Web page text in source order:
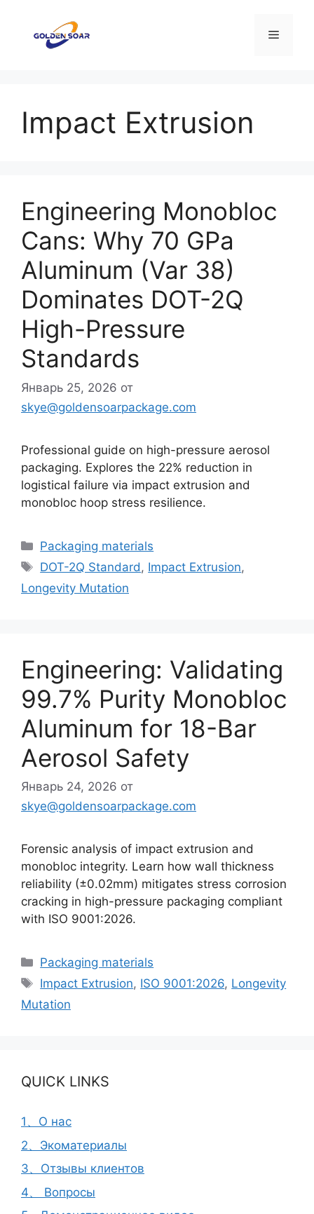
содержимому
Меню
Impact Extrusion
Engineering Monobloc
Cans: Why 70 GPa
Aluminum (Var 38)
Dominates DOT-2Q
High-Pressure
Standards
Январь 25, 2026 от
skye@goldensoarpackage.com
Professional guide on high-pressure aerosol
packaging. Explores the 22% reduction in
logistical failure via impact extrusion and
monobloc hoop stress resilience.
Рубрики
Packaging materials
Метки
DOT-2Q Standard , Impact Extrusion,
Longevity Mutation
Engineering: Validating
99.7% Purity Monobloc
Aluminum for 18-Bar
Aerosol Safety
Январь 24, 2026 от
skye@goldensoarpackage.com
Forensic analysis of impact extrusion and
monobloc integrity. Learn how wall thickness
reliability (±0.02mm) mitigates stress corrosion
cracking in high-pressure packaging compliant
with ISO 9001:2026.
Рубрики
Packaging materials
Метки
Impact Extrusion, ISO 9001:2026, Longevity
Mutation
QUICK LINKS
1、О нас
2、Экоматериалы
3、Отзывы клиентов
4、 Вопросы